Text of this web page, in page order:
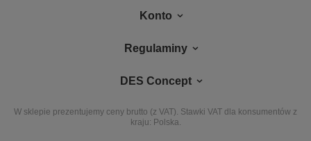
Konto
Regulaminy
DES Concept
W sklepie prezentujemy ceny brutto (z VAT). Stawki VAT dla konsumentów z
kraju: Polska.